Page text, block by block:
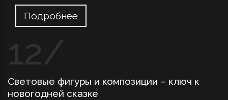
Подробнее
Световые фигуры и композиции – ключ к
новогодней сказке